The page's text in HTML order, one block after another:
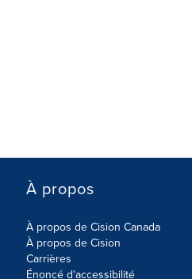
À propos
À propos de Cision Canada
À propos de Cision
Carrières
Énoncé d'accessibilité